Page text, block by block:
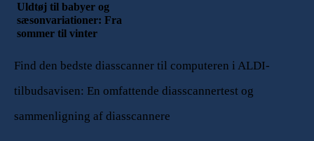
Uldtøj til babyer og
sæsonvariationer: Fra
sommer til vinter
Find den bedste diasscanner til computeren i ALDI-
tilbudsavisen: En omfattende diasscannertest og
sammenligning af diasscannere